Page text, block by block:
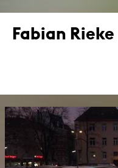
Fabian Rieke